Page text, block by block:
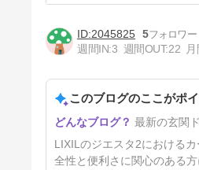
【中部電力×XSOL】2025年の
電気料金と売電価格、総まと
4ヶ月前
2045825 5
週間IN:3 週間OUT:22
このブログのここがポ
最新の玄関
LIXILのジエスタ2における
全性と便利さに関心のある